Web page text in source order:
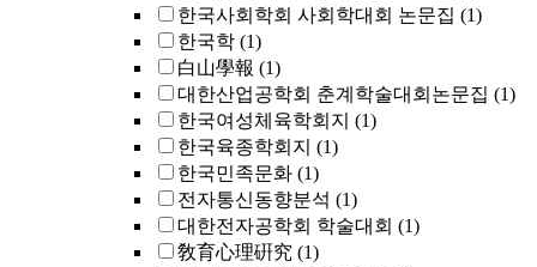
한국사회학회 사회학대회 논문집 (1)
한국학 (1)
白山學報 (1)
대한산업공학회 춘계학술대회논문집 (1)
한국여성체육학회지 (1)
한국육종학회지 (1)
한국민족문화 (1)
전자통신동향분석 (1)
대한전자공학회 학술대회 (1)
敎育心理硏究 (1)